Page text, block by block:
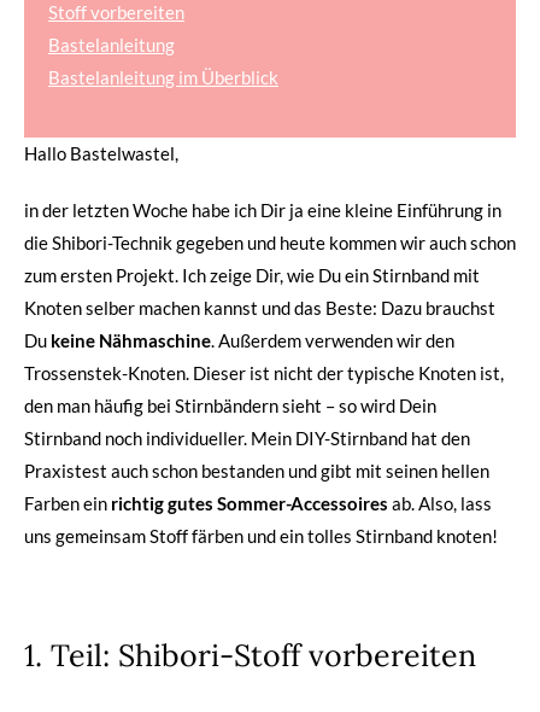
Stoff vorbereiten
Bastelanleitung
Bastelanleitung im Überblick
Hallo Bastelwastel,
in der letzten Woche habe ich Dir ja eine kleine Einführung in
die Shibori-Technik gegeben und heute kommen wir auch schon
zum ersten Projekt. Ich zeige Dir, wie Du ein Stirnband mit
Knoten selber machen kannst und das Beste: Dazu brauchst
Du keine Nähmaschine. Außerdem verwenden wir den
Trossenstek-Knoten. Dieser ist nicht der typische Knoten ist,
den man häufig bei Stirnbändern sieht – so wird Dein
Stirnband noch individueller. Mein DIY-Stirnband hat den
Praxistest auch schon bestanden und gibt mit seinen hellen
Farben ein richtig gutes Sommer-Accessoires ab. Also, lass
uns gemeinsam Stoff färben und ein tolles Stirnband knoten!
1. Teil: Shibori-Stoff vorbereiten